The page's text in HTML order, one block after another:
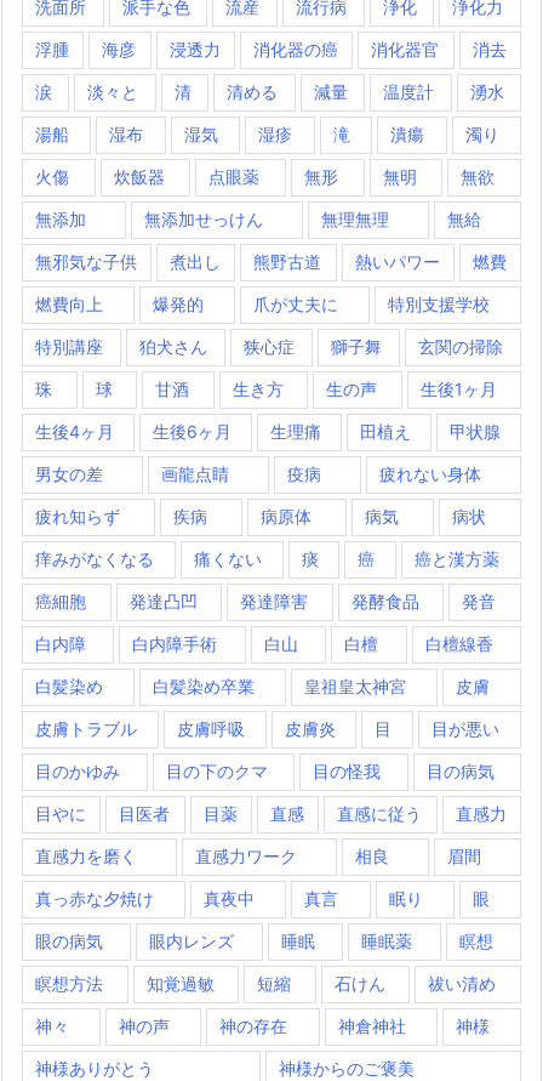
洗面所 派手な色 流産 流行病 浄化 浄化力
浮腫 海彦 浸透力 消化器の癌 消化器官 消去
涙 淡々と 清 清める 減量 温度計 湧水
湯船 湿布 湿気 湿疹 滝 潰瘍 濁り
火傷 炊飯器 点眼薬 無形 無明 無欲
無添加 無添加せっけん 無理無理 無給
無邪気な子供 煮出し 熊野古道 熱いパワー 燃費
燃費向上 爆発的 爪が丈夫に 特別支援学校
特別講座 狛犬さん 狭心症 獅子舞 玄関の掃除
珠 球 甘酒 生き方 生の声 生後1ヶ月
生後4ヶ月 生後6ヶ月 生理痛 田植え 甲状腺
男女の差 画龍点睛 疫病 疲れない身体
疲れ知らず 疾病 病原体 病気 病状
痒みがなくなる 痛くない 痰 癌 癌と漢方薬
癌細胞 発達凸凹 発達障害 発酵食品 発音
白内障 白内障手術 白山 白檀 白檀線香
白髪染め 白髪染め卒業 皇祖皇太神宮 皮膚
皮膚トラブル 皮膚呼吸 皮膚炎 目 目が悪い
目のかゆみ 目の下のクマ 目の怪我 目の病気
目やに 目医者 目薬 直感 直感に従う 直感力
直感力を磨く 直感力ワーク 相良 眉間
真っ赤な夕焼け 真夜中 真言 眠り 眼
眼の病気 眼内レンズ 睡眠 睡眠薬 瞑想
瞑想方法 知覚過敏 短縮 石けん 祓い清め
神々 神の声 神の存在 神倉神社 神様
神様ありがとう 神様からのご褒美